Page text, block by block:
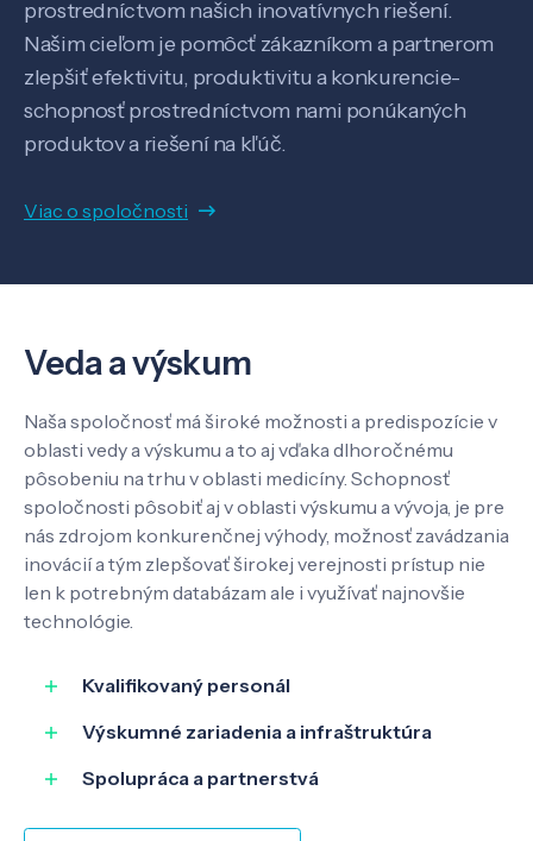
Know-how
O nás
prostredníctvom našich inovatívnych riešení.
Našim cieľom je pomôcť zákazníkom a partnerom
zlepšiť efektivitu, produktivitu a konkurencie-
schopnosť prostredníctvom nami ponúkaných
produktov a riešení na kľúč.
Viac o spoločnosti
Veda a výskum
Naša spoločnosť má široké možnosti a predispozície v
oblasti vedy a výskumu a to aj vďaka dlhoročnému
pôsobeniu na trhu v oblasti medicíny. Schopnosť
spoločnosti pôsobiť aj v oblasti výskumu a vývoja, je pre
nás zdrojom konkurenčnej výhody, možnosť zavádzania
inovácií a tým zlepšovať širokej verejnosti prístup nie
len k potrebným databázam ale i využívať najnovšie
technológie.
Kvalifikovaný personál
Výskumné zariadenia a infraštruktúra
Spolupráca a partnerstvá